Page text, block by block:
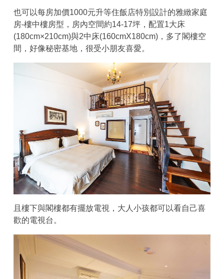
也可以每房加價1000元升等住飯店特別設計的雅緻家庭
房-樓中樓房型，房內空間約14-17坪，配置1大床
(180cm×210cm)與2中床(160cmX180cm)，多了閣樓空
間，好像秘密基地，很受小朋友喜愛。
且樓下與閣樓都有擺放電視，大人小孩都可以看自己喜
歡的電視台。